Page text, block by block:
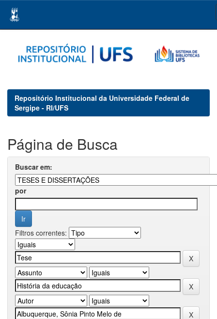
navigation
Repositório Institucional da Universidade Federal de
Sergipe - RI/UFS
Página de Busca
Buscar em:
por
Filtros correntes: